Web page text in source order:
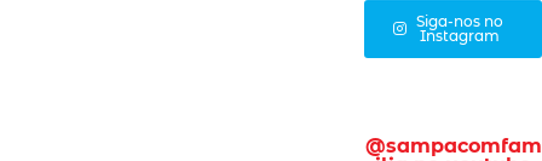
Siga-nos no
Instagram
@sampacomfam